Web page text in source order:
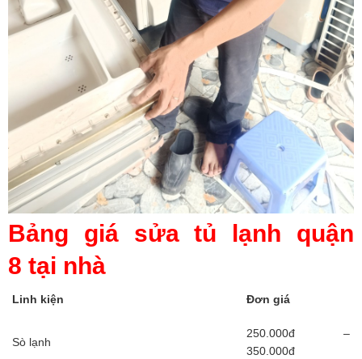
Bảng giá sửa tủ lạnh quận
8 tại nhà
Linh kiện Đơn giá
Sò lạnh
250.000đ –
350.000đ